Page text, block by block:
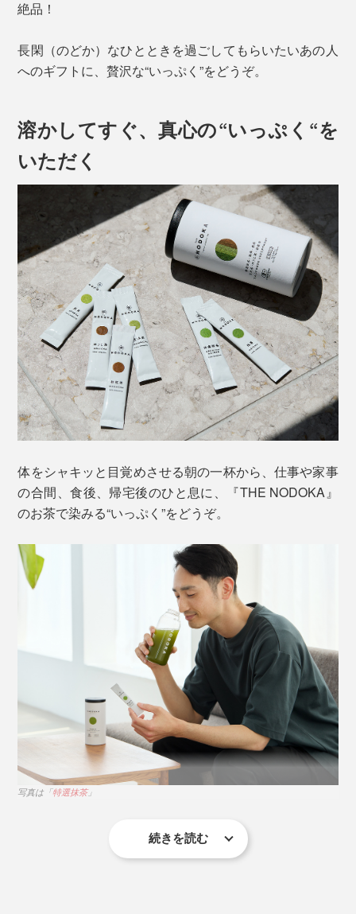
絶品！
長閑（のどか）なひとときを過ごしてもらいたいあの人
へのギフトに、贅沢な“いっぷく”をどうぞ。
溶かしてすぐ、真心の“いっぷく“を
いただく
体をシャキッと目覚めさせる朝の一杯から、仕事や家事
の合間、食後、帰宅後のひと息に、『THE NODOKA』
のお茶で染みる“いっぷく”をどうぞ。
写真は「特選抹茶」
続きを読む